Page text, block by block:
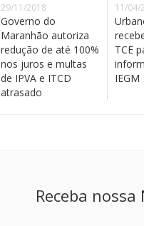
29/11/2018
Governo do
Maranhão autoriza
redução de até 100%
nos juros e multas
de IPVA e ITCD
atrasado
11/04/
TCE
IEGM
Receba